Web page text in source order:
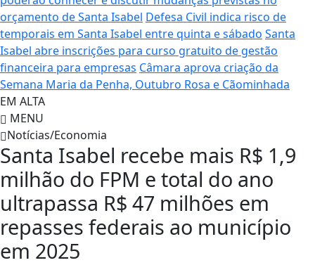
orçamento de Santa Isabel Defesa Civil indica risco de
temporais em Santa Isabel entre quinta e sábado Santa
Isabel abre inscrições para curso gratuito de gestão
financeira para empresas Câmara aprova criação da
Semana Maria da Penha, Outubro Rosa e Cãominhada
EM ALTA
MENU
Notícias/Economia
Santa Isabel recebe mais R$ 1,9
milhão do FPM e total do ano
ultrapassa R$ 47 milhões em
repasses federais ao município
em 2025